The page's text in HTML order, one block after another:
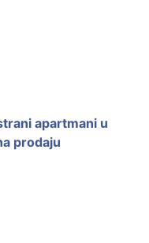
apartmani u
prodaju